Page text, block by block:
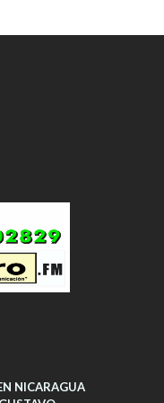
NICARAGUA